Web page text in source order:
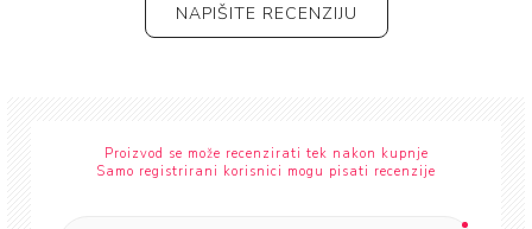
NAPIŠITE RECENZIJU
Proizvod se može recenzirati tek nakon kupnje
Samo registrirani korisnici mogu pisati recenzije